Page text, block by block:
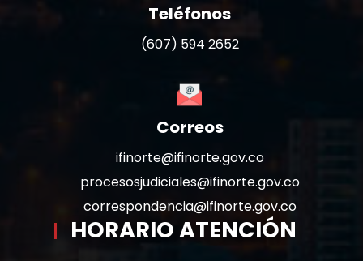
Teléfonos
(607) 594 2652
Correos
ifinorte@ifinorte.gov.co
procesosjudiciales@ifinorte.gov.co
correspondencia@ifinorte.gov.co
HORARIO ATENCIÓN